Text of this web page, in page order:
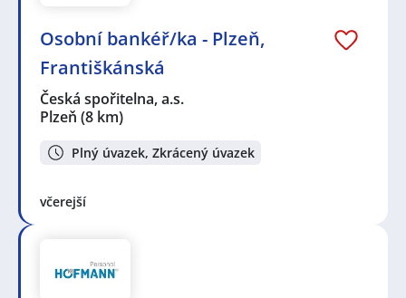
Osobní bankéř/ka - Plzeň,
Františkánská
Česká spořitelna, a.s.
Plzeň (8 km)
Plný úvazek, Zkrácený úvazek
včerejší